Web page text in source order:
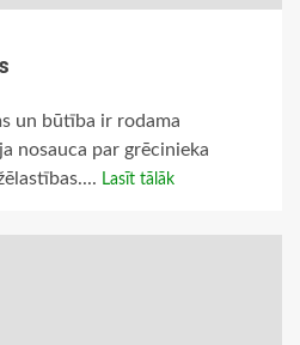
un būtība ir rodama
nosauca par grēcinieka
Lasīt tālāk